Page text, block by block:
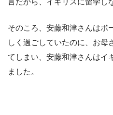
言だから、イギリスに留学し
そのころ、安藤和津さんはボ
しく過ごしていたのに、お母
てしまい、安藤和津さんはイ
ました。